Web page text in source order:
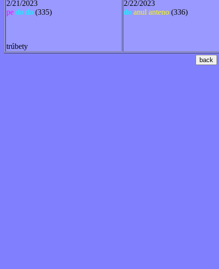
2/21/2023
pe do do (335)
trúbety
2/22/2023
do anul anteno (336)